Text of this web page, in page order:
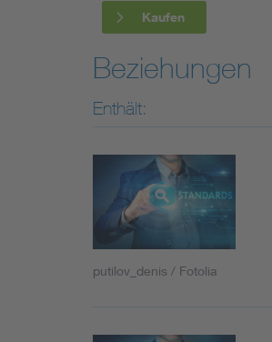
Kaufen
Beziehungen
Enthält:
putilov_denis / Fotolia